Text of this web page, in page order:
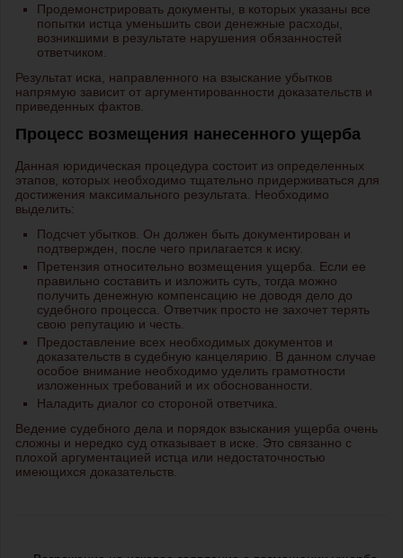
Продемонстрировать документы, в которых указаны все
попытки истца уменьшить свои денежные расходы,
возникшими в результате нарушения обязанностей
ответчиком.
Результат иска, направленного на взыскание убытков
напрямую зависит от аргументированности доказательств и
приведенных фактов.
Процесс возмещения нанесенного ущерба
Данная юридическая процедура состоит из определенных
этапов, которых необходимо тщательно придерживаться для
достижения максимального результата. Необходимо
выделить:
Подсчет убытков. Он должен быть документирован и
подтвержден, после чего прилагается к иску.
Претензия относительно возмещения ущерба. Если ее
правильно составить и изложить суть, тогда можно
получить денежную компенсацию не доводя дело до
судебного процесса. Ответчик просто не захочет терять
свою репутацию и честь.
Предоставление всех необходимых документов и
доказательств в судебную канцелярию. В данном случае
особое внимание необходимо уделить грамотности
изложенных требований и их обоснованности.
Наладить диалог со стороной ответчика.
Ведение судебного дела и порядок взыскания ущерба очень
сложны и нередко суд отказывает в иске. Это связанно с
плохой аргументацией истца или недостаточностью
имеющихся доказательств.